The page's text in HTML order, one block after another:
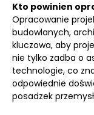
Kto powinien
Opracowanie
budowlanych,
kluczowa, aby
nie tylko zadba o
technologie, co
odpowiednie
posadzek